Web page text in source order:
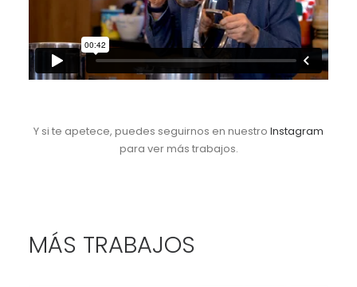
Y si te apetece, puedes seguirnos en nuestro Instagram
para ver más trabajos.
MÁS TRABAJOS